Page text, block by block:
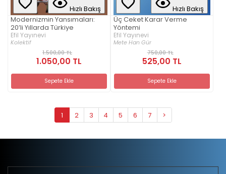
Hızlı Bakış
Modernizmin Yansımaları:
20’li Yıllarda Türkiye
Efil Yayınevi
Kolektif
1.500,00 TL
1.050,00 TL
Sepete Ekle
Hızlı Bakış
Üç Ceket Karar Verme
Yöntemi
Efil Yayınevi
Mete Han Gür
750,00 TL
525,00 TL
Sepete Ekle
1 2 3 4 5 6 7 >